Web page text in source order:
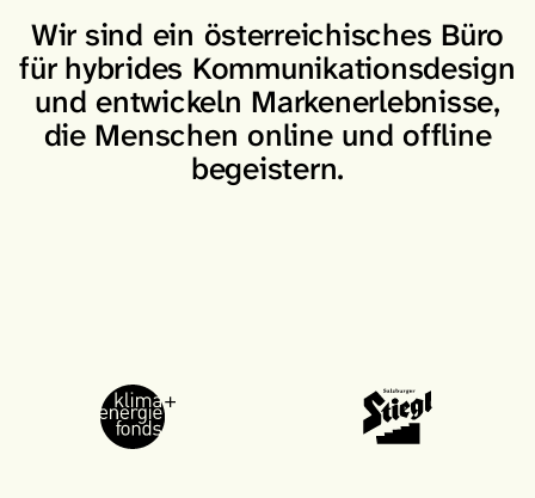
Wir sind ein österreichisches Büro
für hybrides Kommunikationsdesign
und entwickeln Markenerlebnisse,
die Menschen online und offline
begeistern.